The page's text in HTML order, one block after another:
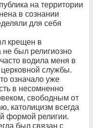
на территории
в сознании
для себя
крещен в
не был религиозно
водила меня в
службы.
означало уже
в несомненно
свободным от
католицизм всегда
формой религии.
был связан с